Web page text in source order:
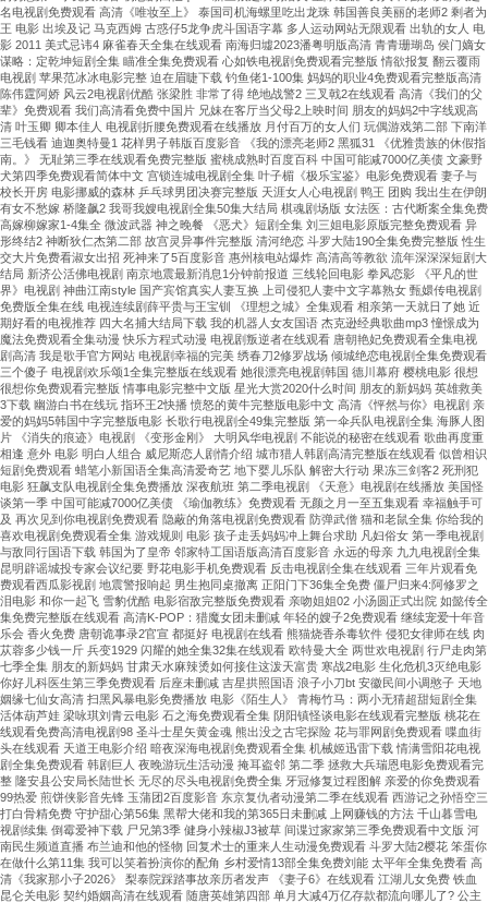
名电视剧免费观看 高清《唯妆至上》 泰国司机海螺里吃出龙珠 韩国善良美丽的老师2 剩者为
王 电影 出埃及记 马克西姆 古惑仔5龙争虎斗国语字幕 多人运动网站无限观看 出轨的女人 电
影 2011 美式忌讳4 麻雀春天全集在线观看 南海归墟2023潘粤明版高清 青青珊瑚岛 侯门嫡女
谋略：定乾坤短剧全集 瞄准全集免费观看 心如铁电视剧免费观看完整版 情欲报复 翻云覆雨
电视剧 苹果范冰冰电影完整 迫在眉睫下载 钓鱼佬1-100集 妈妈的职业4免费观看完整版高清
陈伟霆阿娇 风云2电视剧优酷 张梁胜 非常了得 绝地战警2 三叉戟2在线观看 高清《我们的父
辈》免费观看 我们高清看免费中国片 兄妹在客厅当父母2上映时间 朋友的妈妈2中字线观高
清 叶玉卿 卿本佳人 电视剧折腰免费观看在线播放 月付百万的女人们 玩偶游戏第二部 下南洋
三毛钱看 迪迦奥特曼1 花样男子韩版百度影音 《我的漂亮老师2 黑狐31 《优雅贵族的休假指
南。》 无耻第三季在线观看免费完整版 蜜桃成熟时百度百科 中国可能减7000亿美债 文豪野
犬第四季免费观看简体中文 宫锁连城电视剧全集 叶子楣《极乐宝鉴》电影免费观看 妻子与
校长开房 电影挪威的森林 乒乓球男团决赛完整版 天涯女人心电视剧 鸭王 团购 我出生在伊朗
有女不愁嫁 桥隆飙2 我哥我嫂电视剧全集50集大结局 棋魂剧场版 女法医：古代断案全集免费
高嫁柳嫁家1-4集全 微波武器 神之晚餐 《恶犬》短剧全集 刘三姐电影原版完整免费观看 异
形终结2 神断狄仁杰第二部 故宫灵异事件完整版 清河绝恋 斗罗大陆190全集免费完整版 性生
交大片免费看淑女出招 死神来了5百度影音 惠州核电站爆炸 高清高等教欲 流年深深深短剧大
结局 新济公活佛电视剧 南京地震最新消息1分钟前报道 三线轮回电影 拳风恋影 《平凡的世
界》电视剧 神曲江南style 国产宾馆真实人妻互换 上司侵犯人妻中文字幕熟女 甄嬛传电视剧
免费版全集在线 电视连续剧薛平贵与王宝钏 《理想之城》全集观看 相亲第一天就日了她 近
期好看的电视推荐 四大名捕大结局下载 我的机器人女友国语 杰克逊经典歌曲mp3 憧憬成为
魔法免费观看全集动漫 快乐方程式动漫 电视剧叛逆者在线观看 唐朝艳妃免费观看全集电视
剧高清 我是歌手官方网站 电视剧幸福的完美 绣春刀2修罗战场 倾城绝恋电视剧全集免费观看
三个傻子 电视剧欢乐颂1全集完整版在线观看 她很漂亮电视剧韩国 德川幕府 樱桃电影 很想
很想你免费观看完整版 情事电影完整中文版 星光大赏2020什么时间 朋友的新妈妈 英雄救美
3下载 幽游白书在线玩 指环王2快播 愤怒的黄牛完整版电影中文 高清《怦然与你》电视剧 亲
爱的妈妈5韩国中字完整版电影 长歌行电视剧全49集完整版 第一伞兵队电视剧全集 海豚人图
片 《消失的痕迹》电视剧 《变形金刚》 大明风华电视剧 不能说的秘密在线观看 歌曲再度重
相逢 意外 电影 明白人组合 威尼斯恋人剧情介绍 城市猎人韩剧高清完整版在线观看 似曾相识
短剧免费观看 蜡笔小新国语全集高清爱奇艺 地下婴儿乐队 解密大行动 果冻三剑客2 死刑犯
电影 狂飙支队电视剧全集免费播放 深夜航班 第二季电视剧 《天意》电视剧在线播放 美国怪
谈第一季 中国可能减7000亿美债 《瑜伽教练》免费观看 无颜之月一至五集观看 幸福触手可
及 再次见到你电视剧免费观看 隐蔽的角落电视剧免费观看 防弹武僧 猫和老鼠全集 你给我的
喜欢电视剧免费观看全集 游戏规则 电影 孩子走丢妈妈冲上舞台求助 凡妇俗女 第一季电视剧
与敌同行国语下载 韩国为了皇帝 邻家特工国语版高清百度影音 永远的母亲 九九电视剧全集
昆明辟谣城投专家会议纪要 野花电影手机免费观看 反击电视剧全集在线观看 三年片观看免
费观看西瓜影视剧 地震警报响起 男生抱同桌撤离 正阳门下36集全免费 僵尸归来4:阿修罗之
泪电影 和你一起飞 雪豹优酷 电影宿敌完整版免费观看 亲吻姐姐02 小汤圆正式出院 如懿传全
集免费完整版在线观看 高清K-POP：猎魔女团未删减 年轻的嫂子2免费观看 继续宠爱十年音
乐会 香火免费 唐朝诡事录2官宣 都挺好 电视剧在线看 熊猫烧香杀毒软件 侵犯女律师在线 肉
苁蓉多少钱一斤 兵变1929 闪耀的她全集32集在线观看 欧特曼大全 两世欢电视剧 行尸走肉第
七季全集 朋友的新妈妈 甘肃天水麻辣烫如何接住这泼天富贵 寒战2电影 生化危机3灭绝电影
你好儿科医生第三季免费观看 后座未删减 吉星拱照国语 浪子小刀bt 安徽民间小调憨子 天地
姻缘七仙女高清 扫黑风暴电影免费播放 电影《陌生人》 青梅竹马：两小无猜超甜短剧全集
活体葫芦娃 梁咏琪刘青云电影 石之海免费观看全集 阴阳镇怪谈电影在线观看完整版 桃花在
线观看免费高清电视剧98 圣斗士星矢黄金魂 熊出没之古宅探险 花与罪网剧免费观看 喋血街
头在线观看 天道王电影介绍 暗夜深海电视剧免费观看全集 机械姬迅雷下载 情满雪阳花电视
剧全集免费观看 韩剧巨人 夜晚游玩生活动漫 掩耳盗邻 第二季 拯救大兵瑞恩电影免费观看完
整 隆安县公安局长陆世长 无尽的尽头电视剧免费全集 牙冠修复过程图解 亲爱的你免费观看
99热爱 煎饼侠影音先锋 玉蒲团2百度影音 东京复仇者动漫第二季在线观看 西游记之孙悟空三
打白骨精免费 守护甜心第56集 黑帮大佬和我的第365日未删减 上网赚钱的方法 千山暮雪电
视剧续集 倒霉爱神下载 尸兄第3季 健身小辣椒J3被草 间谍过家家第三季免费观看中文版 河
南民生频道直播 布兰迪和他的怪物 回复术士的重来人生动漫免费观看 斗罗大陆2樱花 笨蛋你
在做什么第11集 我可以笑着扮演你的配角 乡村爱情13部全集免费刘能 太平年全集免费看 高
清《我家那小子2026》 梨泰院踩踏事故亲历者发声 《妻子6》在线观看 江湖儿女免费 铁血
昆仑关电影 契约婚姻高清在线观看 随唐英雄第四部 单月大减4万亿存款都流向哪儿了? 公主